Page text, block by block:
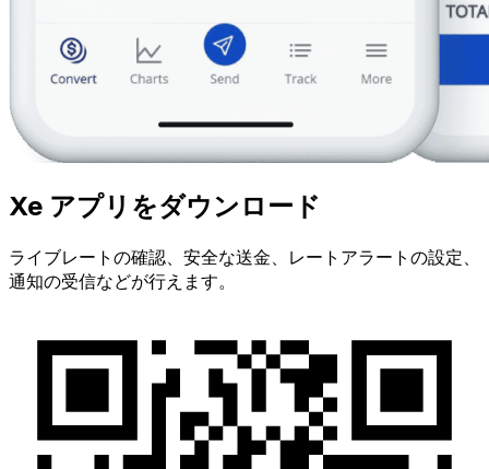
Xe アプリをダウンロード
ライブレートの確認、安全な送金、レートアラートの設定、
通知の受信などが行えます。